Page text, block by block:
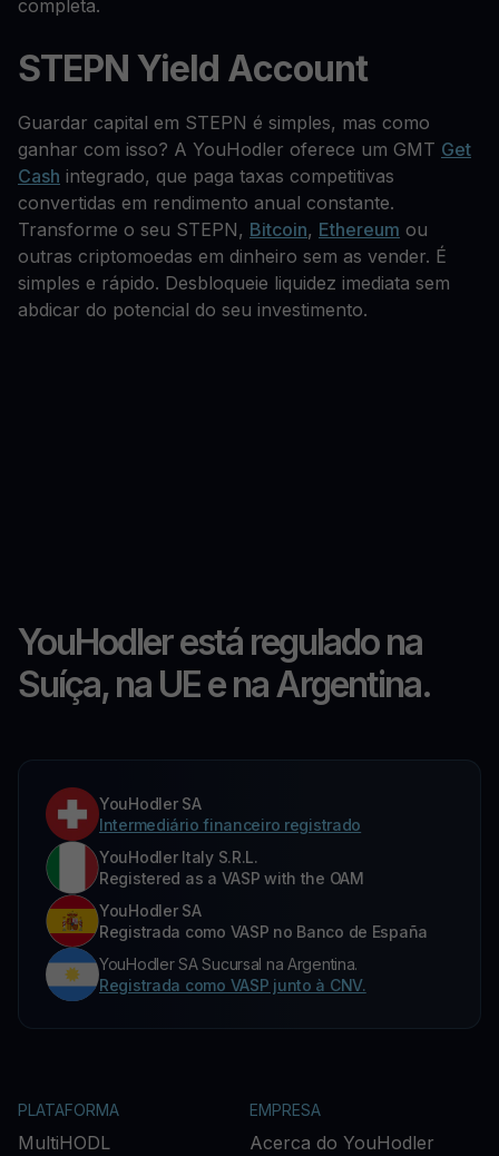
completa.
STEPN Yield Account
Guardar capital em STEPN é simples, mas como
ganhar com isso? A YouHodler oferece um GMT Get
Cash integrado, que paga taxas competitivas
convertidas em rendimento anual constante.
Transforme o seu STEPN, Bitcoin, Ethereum ou
outras criptomoedas em dinheiro sem as vender. É
simples e rápido. Desbloqueie liquidez imediata sem
abdicar do potencial do seu investimento.
YouHodler está regulado na
Suíça, na UE e na Argentina.
YouHodler SA
Intermediário financeiro registrado
YouHodler Italy S.R.L.
Registered as a VASP with the OAM
YouHodler SA
Registrada como VASP no Banco de España
YouHodler SA Sucursal na Argentina.
Registrada como VASP junto à CNV.
PLATAFORMA
MultiHODL
EMPRESA
Acerca do YouHodler